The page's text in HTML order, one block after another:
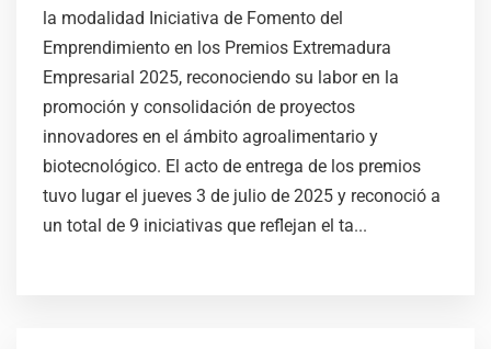
la modalidad Iniciativa de Fomento del
Emprendimiento en los Premios Extremadura
Empresarial 2025, reconociendo su labor en la
promoción y consolidación de proyectos
innovadores en el ámbito agroalimentario y
biotecnológico. El acto de entrega de los premios
tuvo lugar el jueves 3 de julio de 2025 y reconoció a
un total de 9 iniciativas que reflejan el ta...